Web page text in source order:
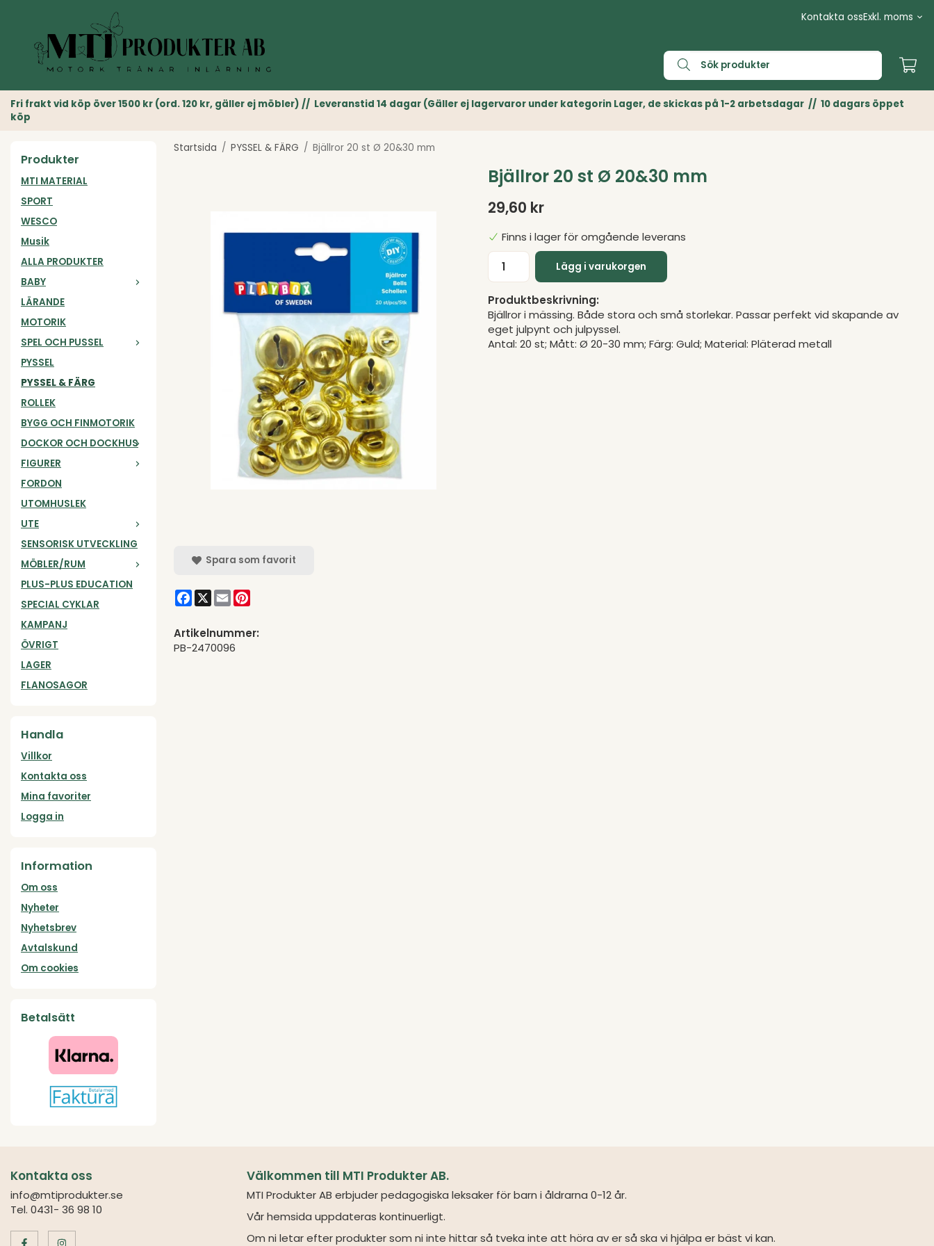
Kontakta oss
Fri frakt vid köp över 1500 kr (ord. 120 kr, gäller ej möbler) // Leveranstid 14 dagar (Gäller ej lagervaror under kategorin Lager, de skickas på 1-2 arbetsdagar // 10 dagars öppet
köp
Produkter
MTI MATERIAL
SPORT
WESCO
Musik
ALLA PRODUKTER
BABY
LÄRANDE
MOTORIK
SPEL OCH PUSSEL
PYSSEL
PYSSEL & FÄRG
ROLLEK
BYGG OCH FINMOTORIK
DOCKOR OCH DOCKHUS
FIGURER
FORDON
UTOMHUSLEK
UTE
SENSORISK UTVECKLING
MÖBLER/RUM
PLUS-PLUS EDUCATION
SPECIAL CYKLAR
KAMPANJ
ÖVRIGT
LAGER
FLANOSAGOR
Handla
Villkor
Kontakta oss
Mina favoriter
Logga in
Information
Om oss
Nyheter
Nyhetsbrev
Avtalskund
Om cookies
Betalsätt
Startsida / PYSSEL & FÄRG / Bjällror 20 st Ø 20&30 mm
Bjällror 20 st Ø 20&30 mm
29,60 kr
Finns i lager för omgående leverans
Lägg i varukorgen
Produktbeskrivning:
Bjällror i mässing. Både stora och små storlekar. Passar perfekt vid skapande av
eget julpynt och julpyssel.
Antal: 20 st; Mått: Ø 20-30 mm; Färg: Guld; Material: Pläterad metall
Spara som favorit
Facebook
X Email
Artikelnummer:
PB-2470096
Kontakta oss
info@mtiprodukter.se
Tel. 0431- 36 98 10
Välkommen till MTI Produkter AB.
MTI Produkter AB erbjuder pedagogiska leksaker för barn i åldrarna 0-12 år.
Vår hemsida uppdateras kontinuerligt.
Om ni letar efter produkter som ni inte hittar så tveka inte att höra av er så ska vi hjälpa er bäst vi kan.